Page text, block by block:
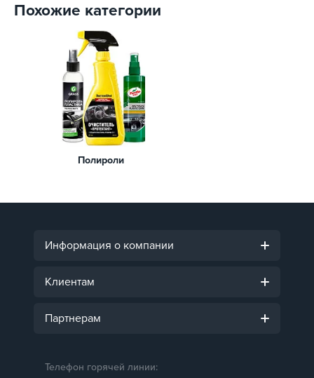
Похожие категории
Полироли
Информация о компании
Клиентам
Партнерам
Телефон горячей линии: